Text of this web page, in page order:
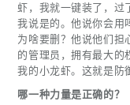
虾，我就一键装了，过
我说是的。他说你会用
为啥要删？他说他们担
的管理员，拥有最大的
我的小龙虾。这就是防
哪一种力量是正确的？